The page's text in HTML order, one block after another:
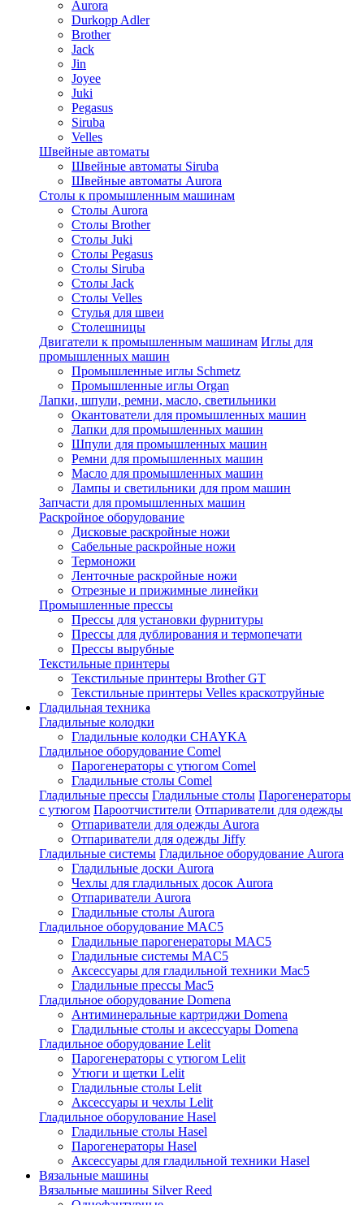
Aurora
Durkopp Adler
Brother
Jack
Jin
Joyee
Juki
Pegasus
Siruba
Velles
Швейные автоматы
Швейные автоматы Siruba
Швейные автоматы Aurora
Столы к промышленным машинам
Столы Aurora
Столы Brother
Столы Juki
Столы Pegasus
Столы Siruba
Столы Jack
Столы Velles
Стулья для швеи
Столешницы
Двигатели к промышленным машинам Иглы для
промышленных машин
Промышленные иглы Schmetz
Промышленные иглы Organ
Лапки, шпули, ремни, масло, светильники
Окантователи для промышленных машин
Лапки для промышленных машин
Шпули для промышленных машин
Ремни для промышленных машин
Масло для промышленных машин
Лампы и светильники для пром машин
Запчасти для промышленных машин
Раскройное оборудование
Дисковые раскройные ножи
Сабельные раскройные ножи
Термоножи
Ленточные раскройные ножи
Отрезные и прижимные линейки
Промышленные прессы
Прессы для установки фурнитуры
Прессы для дублирования и термопечати
Прессы вырубные
Текстильные принтеры
Текстильные принтеры Brother GT
Текстильные принтеры Velles краскотруйные
Гладильная техника
Гладильные колодки
Гладильные колодки CHAYKA
Гладильное оборудование Comel
Парогенераторы с утюгом Comel
Гладильные столы Comel
Гладильные прессы Гладильные столы Парогенераторы
с утюгом Пароотчистители Отпариватели для одежды
Отпариватели для одежды Aurora
Отпариватели для одежды Jiffy
Гладильные системы Гладильное оборудование Aurora
Гладильные доски Aurora
Чехлы для гладильных досок Aurora
Отпариватели Aurora
Гладильные столы Aurora
Гладильное оборудование MAC5
Гладильные парогенераторы MAC5
Гладильные системы MAC5
Аксессуары для гладильной техники Mac5
Гладильные прессы Mac5
Гладильное оборудование Domena
Антиминеральные картриджи Domena
Гладильные столы и аксессуары Domena
Гладильное оборудование Lelit
Парогенераторы с утюгом Lelit
Утюги и щетки Lelit
Гладильные столы Lelit
Аксессуары и чехлы Lelit
Гладильное оборулование Hasel
Гладильные столы Hasel
Парогенераторы Hasel
Аксессуары для гладильной техники Hasel
Вязальные машины
Вязальные машины Silver Reed